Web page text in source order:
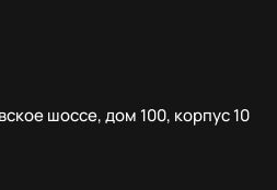
шоссе, дом 100, корпус 10